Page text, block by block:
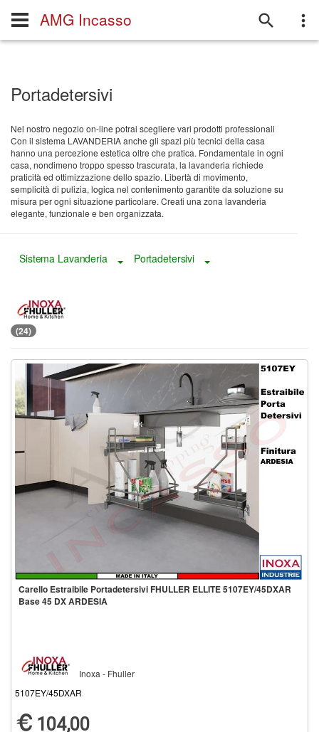
AMG Incasso
Portadetersivi
Nel nostro negozio on-line potrai scegliere vari prodotti professionali
Con il sistema LAVANDERIA anche gli spazi più tecnici della casa
hanno una percezione estetica oltre che pratica. Fondamentale in ogni
casa, nondimeno troppo spesso trascurata, la lavanderia richiede
praticità ed ottimizzazione dello spazio. Libertà di movimento,
semplicità di pulizia, logica nel contenimento garantite da soluzione su
misura per ogni situazione particolare. Creati una zona lavanderia
elegante, funzionale e ben organizzata.
Sistema Lavanderia Toggle Dropdown
Portadetersivi Toggle Dropdown
(24)
Carello Estraibile Portadetersivi FHULLER ELLITE 5107EY/45DXAR
Base 45 DX ARDESIA
Inoxa - Fhuller
5107EY/45DXAR
104,00